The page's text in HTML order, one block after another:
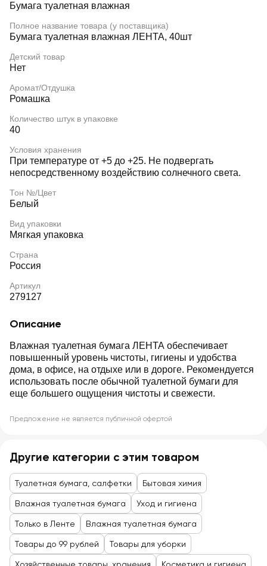
Бумага туалетная влажная
Полное название товара (у поставщика)
Бумага туалетная влажная ЛЕНТА, 40шт
Детский товар
Нет
Аромат/Отдушка
Ромашка
Количество штук в упаковке
40
Условия хранения
При температуре от +5 до +25. Не подвергать
непосредственному воздействию солнечного света.
Тон №/Цвет
Белый
Вид упаковки
Мягкая упаковка
Страна
Россия
Артикул
279127
Описание
Влажная туалетная бумага ЛЕНТА обеспечивает
повышенный уровень чистоты, гигиены и удобства
дома, в офисе, на отдыхе или в дороге. Рекомендуется
использовать после обычной туалетной бумаги для
еще большего ощущения чистоты и свежести.
Предложение не является публичной офертой
Другие категории с этим товаром
Туалетная бумага, салфетки Бытовая химия
Влажная туалетная бумага Уход и гигиена
Только в Ленте Влажная туалетная бумага
Товары до 99 рублей Товары для уборки